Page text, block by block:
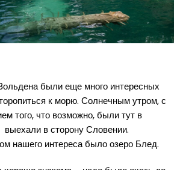
были еще много интересных
к морю. Солнечным утром, с
того, что возможно, были тут в
в сторону Словении.
нашего интереса было озеро Блед.